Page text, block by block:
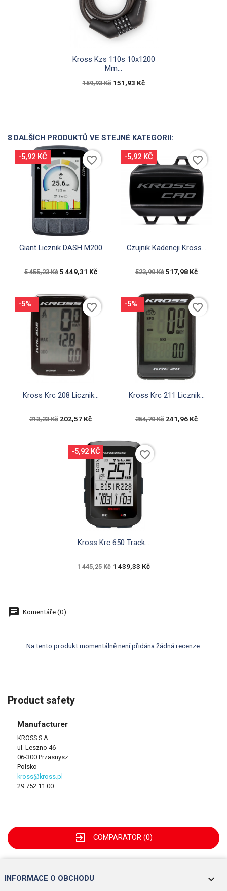
Rychlý náhled
Kross Kzs 110s 10x1200
Mm...
159,93 Kč 151,93 Kč
8 DALŠÍCH PRODUKTŮ VE STEJNÉ KATEGORII:
Rychlý náhled
Giant Licznik DASH M200
5 455,23 Kč 5 449,31 Kč
-5,92 KČ favorite_border
Rychlý náhled
Czujnik Kadencji Kross...
523,90 Kč 517,98 Kč
-5,92 KČ favorite_border
 Rychlý náhled
Kross Krc 208 Licznik...
213,23 Kč 202,57 Kč
-5% favorite_border
 Rychlý náhled
Kross Krc 211 Licznik...
254,70 Kč 241,96 Kč
-5% favorite_border
Rychlý náhled
Kross Krc 650 Track...
1 445,25 Kč 1 439,33 Kč
-5,92 KČ favorite_border
Komentáře (0)
Na tento produkt momentálně není přidána žádná recenze.
Product safety
Manufacturer
KROSS S.A.
ul. Leszno 46
06-300 Przasnysz
Polsko
kross@kross.pl
29 752 11 00
exit_to_app COMPARATOR (0)
INFORMACE O OBCHODU keyboard_arrow_down